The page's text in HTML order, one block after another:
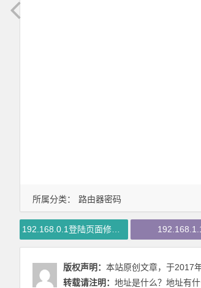
所属分类： 路由器密码
版权声明： 本站原创文章，于2017
转载请注明： 地址是什么？地址有